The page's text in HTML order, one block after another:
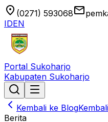
location_on (0271) 593068email
IDEN
Portal Sukoharjo
Kabupaten Sukoharjo
Kembali ke BlogKembali
Berita